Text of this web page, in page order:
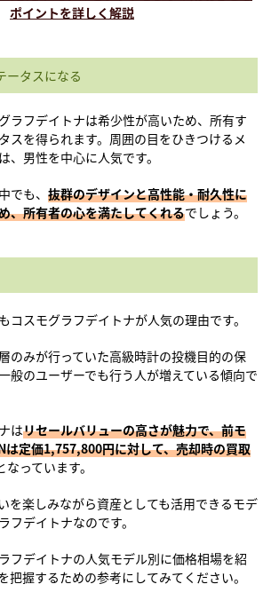
ポイントを詳しく解説
ータスになる
ラフデイトナは希少性が高いため、所有す
スを得られます。周囲の目をひきつけるメ
、男性を中心に人気です。
でも、 抜群のデザインと高性能・耐久性に
、所有者の心を満たしてくれるでしょう。
コスモグラフデイトナが人気の理由です。
のみが行っていた高級時計の投機目的の保
般のユーザーでも行う人が増えている傾向で
はリセールバリューの高さが魅力で、前モ
は定価1,757,800円に対して、売却時の買取
なっています。
を楽しみながら資産としても活用できるモデ
フデイトナなのです。
フデイトナの人気モデル別に価格相場を紹
把握するための参考にしてみてください。